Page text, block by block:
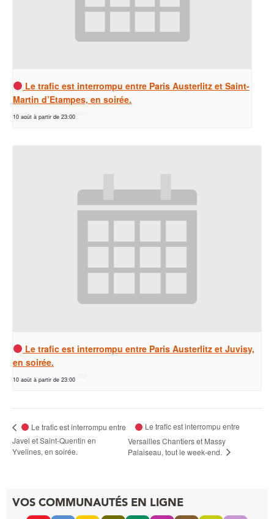
Le trafic est interrompu entre Paris Austerlitz et Saint-
Martin d’Etampes, en soirée.
10 août à partir de 23:00
Le trafic est interrompu entre Paris Austerlitz et Juvisy,
en soirée.
10 août à partir de 23:00
Le trafic est interrompu entre
Javel et Saint-Quentin en
Yvelines, en soirée.
Le trafic est interrompu entre
Versailles Chantiers et Massy
Palaiseau, tout le week-end.
VOS COMMUNAUTÉS EN LIGNE